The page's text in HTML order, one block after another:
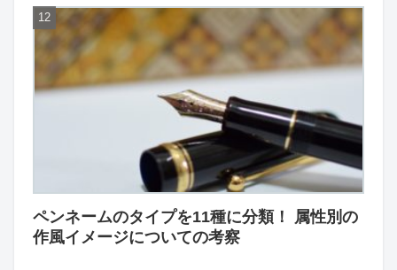
ペンネームのタイプを11種に分類！ 属性別の
作風イメージについての考察